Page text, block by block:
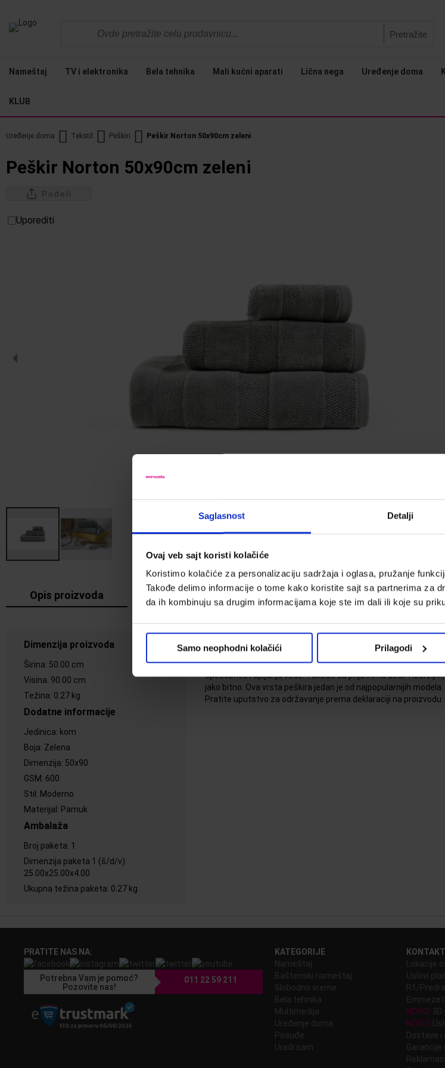
Saglasnost Detalji
Ovaj veb sajt koristi kolačiće
Koristimo kolačiće za personalizaciju sadržaja i oglasa, pružanje
Takođe delimo informacije o tome kako koristite sajt sa partnerima za
da ih kombinuju sa drugim informacijama koje ste im dali ili koje su
Samo neophodni kolačići Prilagodi
Pretražite
Nameštaj TV i elektronika Bela tehnika Mali kućni aparati Lična nega Uređenje doma
KLUB
Uređenje doma Tekstil Peškiri Peškir Norton 50x90cm zeleni
Peškir Norton 50x90cm zeleni
Podeli
Uporediti
Opis proizvoda Cena dostave Deklaracija
Dimenzija proizvoda
Širina: 50.00 cm
Visina: 90.00 cm
Težina: 0.27 kg
Dodatne informacije
Jedinica: kom
Boja: Zelena
Dimenzija: 50x90
GSM: 600
Stil : Moderno
Materijal : Pamuk
Ambalaža
Broj paketa: 1
Dimenzija paketa 1 (š/d/v):
25.00x25.00x4.00
Ukupna težina paketa: 0.27 kg
Opis proizvoda
Pamučni peškiri – Peškiri od 100% pamuka karakteriše visoka
sposobnost upijanja vode. Takođe su prijatni na dodir i
jako bitno. Ova vrsta peškira jedan je od najpopularnijih modela.
Pratite uputstvo za održavanje prema deklaraciji na proizvodu.
PRATITE NAS NA:
Potrebna Vam je pomoć?
Pozovite nas!
011 22 59 211
KATEGORIJE
Nameštaj
Baštenski nameštaj
Slobodno vreme
Bela tehnika
Multimedija
Uređenje doma
Posuđe
Uradi sam
Lokacije
Uslovi
R1/
NOVO!
NOVO!
Dostave
Garancije